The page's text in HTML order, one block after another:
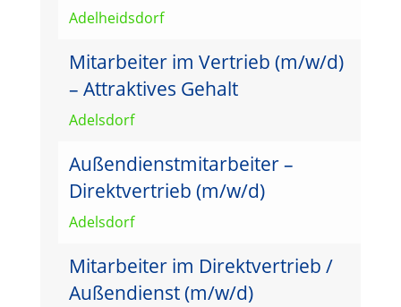
Adelheidsdorf
Mitarbeiter im Vertrieb (m/w/d)
– Attraktives Gehalt
Adelsdorf
Außendienstmitarbeiter –
Direktvertrieb (m/w/d)
Adelsdorf
Mitarbeiter im Direktvertrieb /
Außendienst (m/w/d)